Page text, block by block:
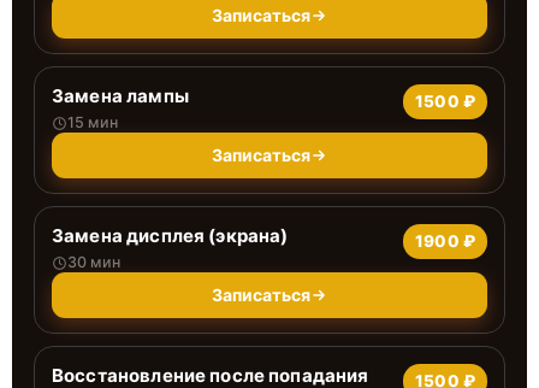
Записаться
Замена лампы
15 мин
1500 ₽
Записаться
Замена дисплея (экрана)
30 мин
1900 ₽
Записаться
Восстановление после попадания
1500 ₽